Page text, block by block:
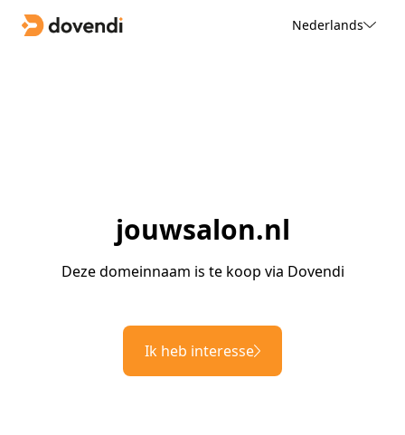
Nederlands
jouwsalon.nl
Deze domeinnaam is te koop via Dovendi
Ik heb interesse